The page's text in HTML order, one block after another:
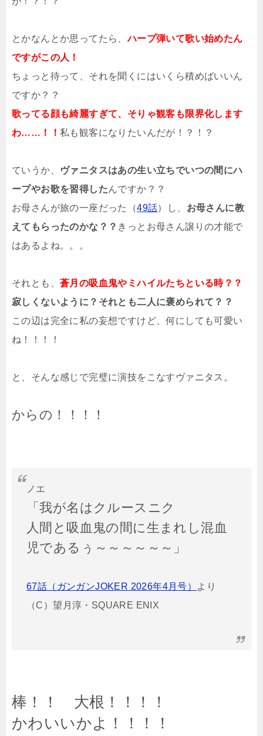
とかなんとか思ってたら、ハープ弾いて歌い始めたん
ですがこの人！
ちょっと待って、それを聞くにはいくら積めばいいん
ですか？？
歌ってる顔も綺麗すぎて、そりゃ観客も限界化します
わ……！！ 私も観客になりたいんだが！？！？
ていうか、
ヴァニタスはあの生い立ちでいつの間にハ
ープやお歌を習得したんですか？？
お母さんが旅の一座だった（49話）し、 お母さんに教
えてもらったのかな？？ きっとお母さん譲りの才能で
はあるよね。。。
それとも、 蒼月の吸血鬼やミハイルたちといる時？？
寂しくないように？それとも二人に褒められて？？
この辺は完全に私の妄想ですけど、何にしても可愛い
ね！！！！
と、そんな感じで完璧に演技をこなすヴァニタス。
からの！！！！
ノエ
「我が名はクルースニク
人間と吸血鬼の間に生まれし混血
児であるぅ～～～～～～」
67話（ガンガンJOKER 2026年4月号）
より
（C）望月淳・SQUARE ENIX
棒！！ 大根！！！！
かわいいかよ！！！！